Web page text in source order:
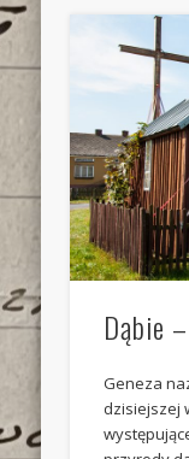
Dąbie
Geneza
dzisiejszej